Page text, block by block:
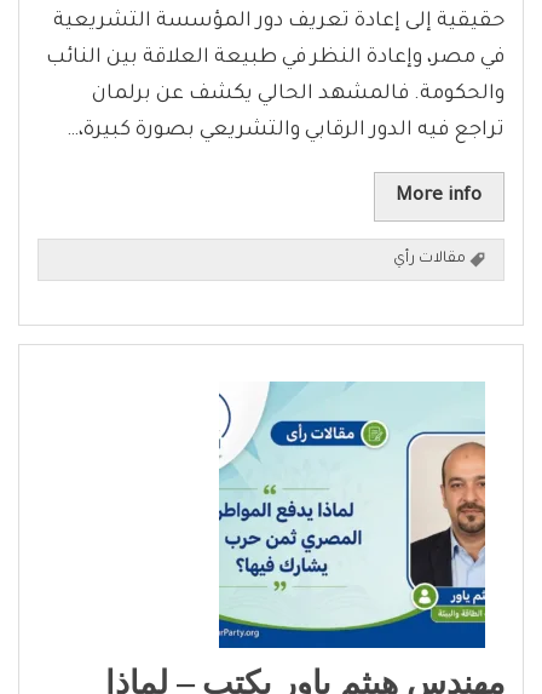
حقيقية إلى إعادة تعريف دور المؤسسة التشريعية
في مصر، وإعادة النظر في طبيعة العلاقة بين النائب
والحكومة. فالمشهد الحالي يكشف عن برلمان
تراجع فيه الدور الرقابي والتشريعي بصورة كبيرة،…
More info
مقالات رأي
مهندس هيثم ياور يكتب – لماذا